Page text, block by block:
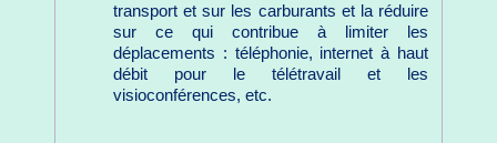
transport et sur les carburants et la réduire
sur ce qui contribue à limiter les
déplacements : téléphonie, internet à haut
débit pour le télétravail et les
visioconférences, etc.